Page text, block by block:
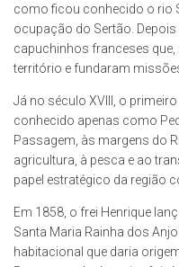
como ficou conhecido o rio
ocupação do Sertão.
capuchinhos franceses que,
território e fundaram
Já no século XVIII, o
conhecido apenas como
Passagem, às margens do
agricultura, à pesca e ao
papel estratégico da região
Em 1858, o frei Henrique
Santa Maria Rainha dos
habitacional que daria